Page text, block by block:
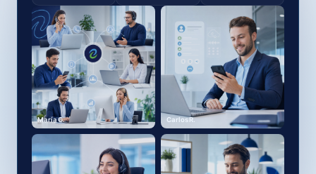
María G. Carlos R.